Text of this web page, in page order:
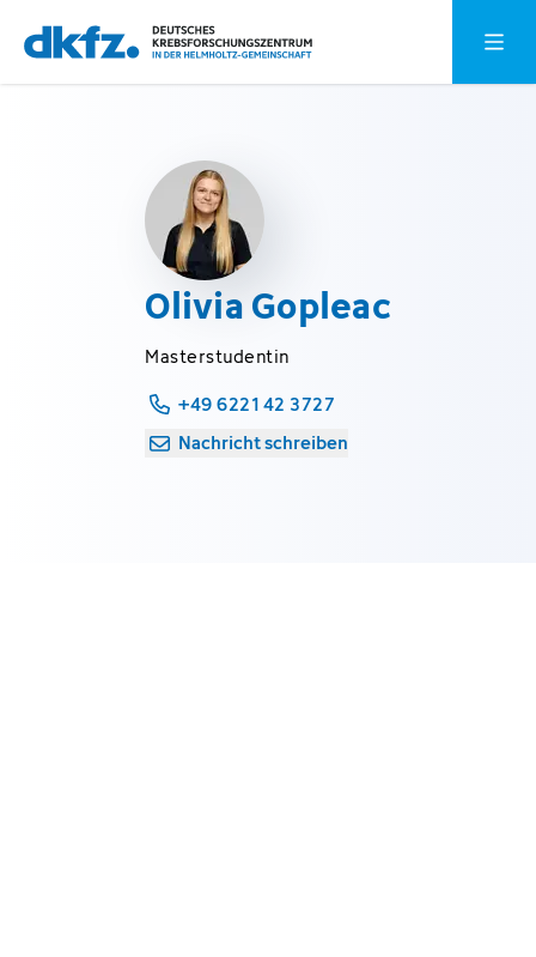
Zum
Hauptinhalt
springen
Zur
Fußzeile
springen
Olivia Gopleac
Masterstudentin
+49 6221 42 3727
Nachricht schreiben